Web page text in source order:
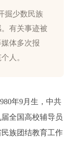
掘少数民族
有关事迹被
体多次报
人。
年9月生，中共
全国高校辅导员
族团结教育工作